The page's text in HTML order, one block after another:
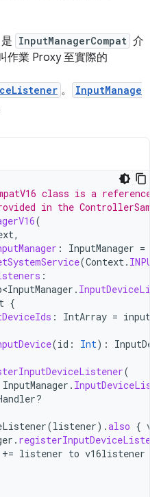
是 InputManagerCompat 介
作業 Proxy 至實際的
。
InputManage
class is a reference
in the
(
,
: InputManager =
(Context.
:
.
{
: IntArray =
(id : Int):
(
InputManager .
(listener).also {
.
+= listener to v16listener